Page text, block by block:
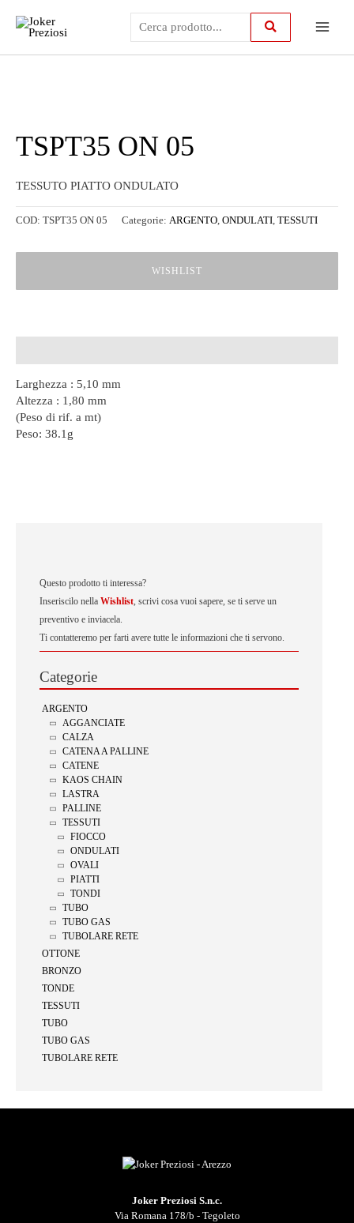
contenuto
Questo prodotto ti interessa?
Inseriscilo nella Wishlist, scrivi cosa vuoi sapere, se ti serve un
preventivo e inviacela.
Ti contatteremo per farti avere tutte le informazioni che ti servono.
Categorie
ARGENTO
AGGANCIATE
CALZA
CATENA A PALLINE
CATENE
KAOS CHAIN
LASTRA
PALLINE
TESSUTI
FIOCCO
ONDULATI
OVALI
PIATTI
TONDI
TUBO
TUBO GAS
TUBOLARE RETE
OTTONE
BRONZO
TONDE
TESSUTI
TUBO
TUBO GAS
TUBOLARE RETE
TSPT35 ON 05
TESSUTO PIATTO ONDULATO
COD: TSPT35 ON 05 Categorie: ARGENTO, ONDULATI, TESSUTI
WISHLIST
Larghezza : 5,10 mm
Altezza : 1,80 mm
(Peso di rif. a mt)
Peso: 38.1g
Joker Preziosi S.n.c.
Via Romana 178/b - Tegoleto